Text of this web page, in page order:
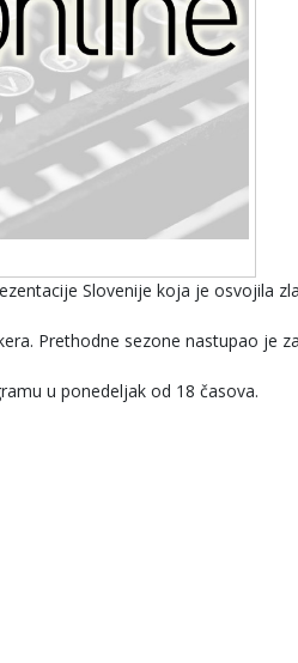
Slovenije koja je osvojila
Prethodne sezone nastupao je
u ponedeljak od 18 časova.